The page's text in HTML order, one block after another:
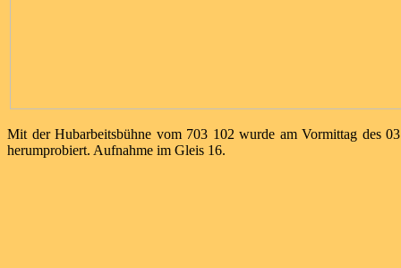
Mit der Hubarbeitsbühne vom 703 102 wurde am Vormittag des
herumprobiert. Aufnahme im Gleis 16.